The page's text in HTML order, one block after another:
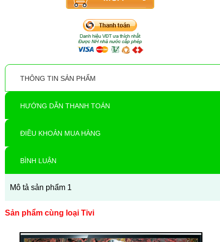
THÔNG TIN SẢN PHẨM
HƯỚNG DẪN THANH TOÁN
ĐIỀU KHOẢN MUA HÀNG
BÌNH LUẬN
Mô tả sản phẩm 1
Sản phẩm cùng loại Tivi